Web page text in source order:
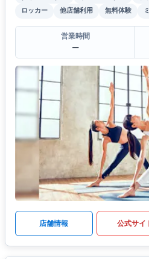
ロッカー
他店舗利用 無料体験
営業時間
ー
店舗情報 公式サイ